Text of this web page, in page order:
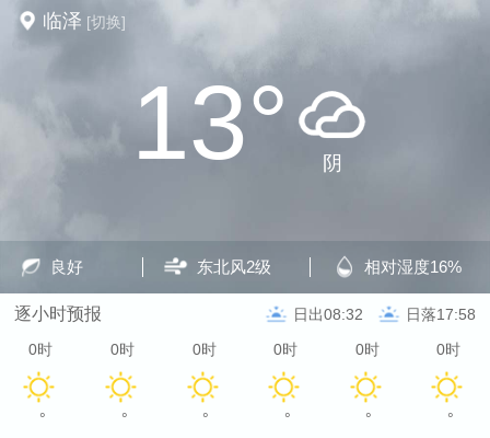
临泽 [切换]
13° 阴
良好 东北风2级 相对湿度16%
逐小时预报 日出08:32 日落17:58
0时
°
0时
°
0时
°
0时
°
0时
°
0时
°